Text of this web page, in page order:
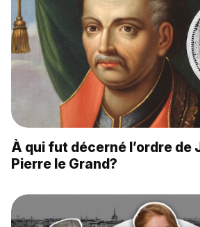
À qui fut décerné l’ordre de
Pierre le Grand?